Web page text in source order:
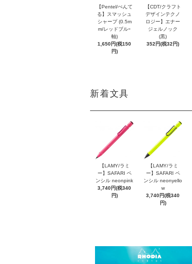
【Pentel/ぺんて
る】スマッシュ
シャープ (0.5m
m/レッドブルｰ
軸)
1,650円(税150
円)
【CDT/クラフト
デザインテクノ
ロジー】エナー
ジェルノック
(黒)
352円(税32円)
新着文具
【LAMY/ラミ
ー】SAFARI ペ
ンシル neonpink
3,740円(税340
円)
【LAMY/ラミ
ー】SAFARI ペ
ンシル neonyello
w
3,740円(税340
円)